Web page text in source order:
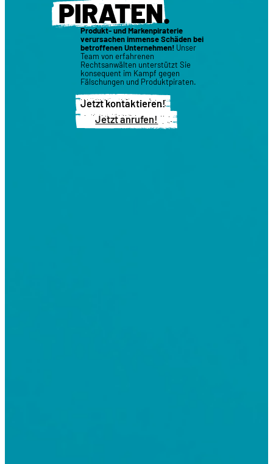
PIRATEN.
Produkt- und Markenpiraterie
verursachen immense Schäden bei
betroffenen Unternehmen! Unser
Team von erfahrenen
Rechtsanwälten unterstützt Sie
konsequent im Kampf gegen
Fälschungen und Produktpiraten.
Jetzt kontaktieren!
Jetzt anrufen!